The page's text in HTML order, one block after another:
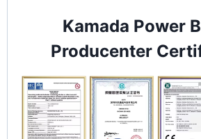
Kamada Power
Producenter